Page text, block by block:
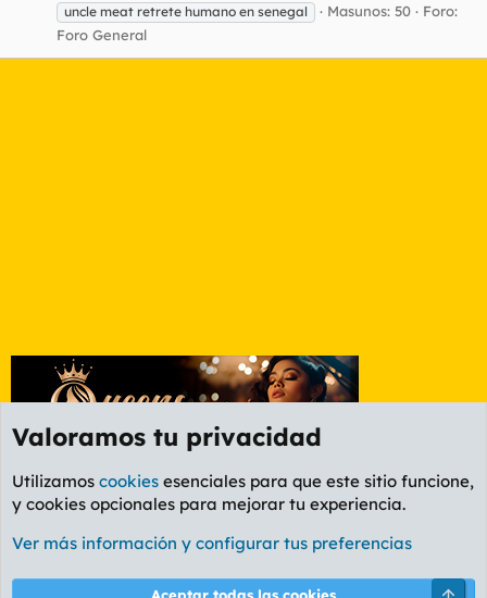
uncle meat retrete humano en senegal
Masunos: 50
Foro:
Foro General
Etiquetas
Cookies
PL OLDSTYLE AMARILLO
Valoramos tu privacidad
Utilizamos cookies esenciales para que este sitio funcione,
y cookies opcionales para mejorar tu experiencia.
Ver más información y configurar tus preferencias
Aceptar todas las cookies